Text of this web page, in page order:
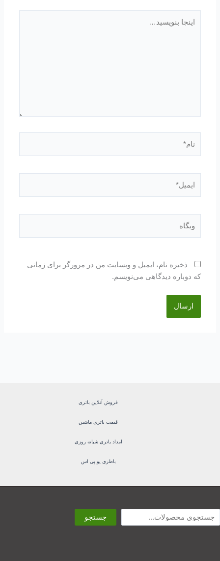
بنویسید…
ذخیره نام، ایمیل و وبسایت من در مرورگر برای زمانی
که دوباره دیدگاهی می‌نویسم.
فروش آنلاین باتری
قیمت باتری ماشین
امداد باتری شبانه روزی
باطری یو پی اس
جستجو